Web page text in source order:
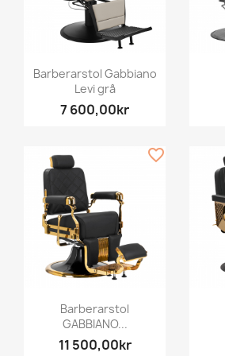
Barberarstol Gabbiano
Levi grå
7 600,00kr
Barberarstol
GABBIANO...
11 500,00kr
favorite_border